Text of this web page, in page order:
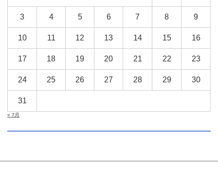
3 4 5 6 7 8 9
10 11 12 13 14 15 16
17 18 19 20 21 22 23
24 25 26 27 28 29 30
31
« 7月